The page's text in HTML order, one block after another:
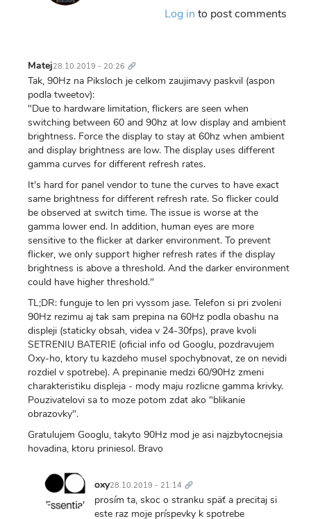
majiteľov
Pixelov…
Knoxville
Log in to post comments
Matej28.10.2019 - 20:26 odkaz
Tak, 90Hz na Piksloch je celkom zaujimavy paskvil (aspon
podla tweetov):
"Due to hardware limitation, flickers are seen when
switching between 60 and 90hz at low display and ambient
brightness. Force the display to stay at 60hz when ambient
and display brightness are low. The display uses different
gamma curves for different refresh rates.
It's hard for panel vendor to tune the curves to have exact
same brightness for different refresh rate. So flicker could
be observed at switch time. The issue is worse at the
gamma lower end. In addition, human eyes are more
sensitive to the flicker at darker environment. To prevent
flicker, we only support higher refresh rates if the display
brightness is above a threshold. And the darker environment
could have higher threshold."
TL;DR: funguje to len pri vyssom jase. Telefon si pri zvoleni
90Hz rezimu aj tak sam prepina na 60Hz podla obashu na
displeji (staticky obsah, videa v 24-30fps), prave kvoli
SETRENIU BATERIE (oficial info od Googlu, pozdravujem
Oxy-ho, ktory tu kazdeho musel spochybnovat, ze on nevidi
rozdiel v spotrebe). A prepinanie medzi 60/90Hz zmeni
charakteristiku displeja - mody maju rozlicne gamma krivky.
Pouzivatelovi sa to moze potom zdat ako "blikanie
obrazovky".
Gratulujem Googlu, takyto 90Hz mod je asi najzbytocnejsia
hovadina, ktoru priniesol. Bravo
oxy28.10.2019 - 21:14 odkaz
In
reply
prosím ta, skoc o stranku späť a precitaj si
este raz moje príspevky k spotrebe